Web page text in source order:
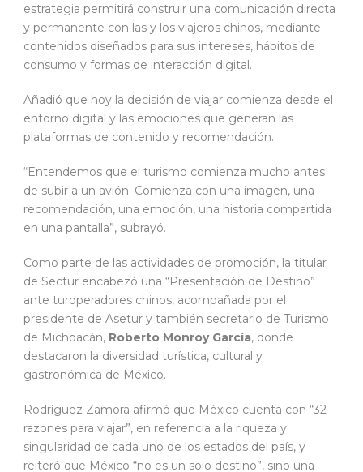
estrategia permitirá construir una comunicación directa
y permanente con las y los viajeros chinos, mediante
contenidos diseñados para sus intereses, hábitos de
consumo y formas de interacción digital.
Añadió que hoy la decisión de viajar comienza desde el
entorno digital y las emociones que generan las
plataformas de contenido y recomendación.
“Entendemos que el turismo comienza mucho antes
de subir a un avión. Comienza con una imagen, una
recomendación, una emoción, una historia compartida
en una pantalla”, subrayó.
Como parte de las actividades de promoción, la titular
de Sectur encabezó una “Presentación de Destino”
ante turoperadores chinos, acompañada por el
presidente de Asetur y también secretario de Turismo
de Michoacán, Roberto Monroy García, donde
destacaron la diversidad turística, cultural y
gastronómica de México.
Rodríguez Zamora afirmó que México cuenta con “32
razones para viajar”, en referencia a la riqueza y
singularidad de cada uno de los estados del país, y
reiteró que México “no es un solo destino”, sino una